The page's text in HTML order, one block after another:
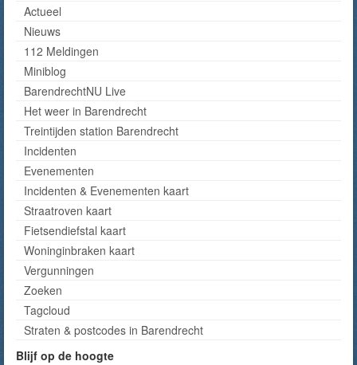
Actueel
Nieuws
112 Meldingen
Miniblog
BarendrechtNU Live
Het weer in Barendrecht
Treintijden station Barendrecht
Incidenten
Evenementen
Incidenten & Evenementen kaart
Straatroven kaart
Fietsendiefstal kaart
Woninginbraken kaart
Vergunningen
Zoeken
Tagcloud
Straten & postcodes in Barendrecht
Blijf op de hoogte